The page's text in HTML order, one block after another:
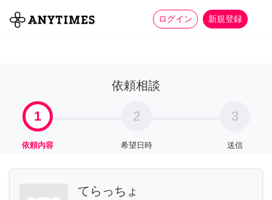
ログイン 新規登録
全て 家事 more_horiz
依頼相談
1
依頼内容
2
希望日時
3
送信
てらっちょ